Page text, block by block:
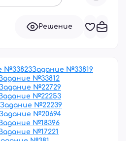
Решение
№33823Задание №33819
№33812
№22729
№22253
Задание №22239
№20694
№18396
№17221